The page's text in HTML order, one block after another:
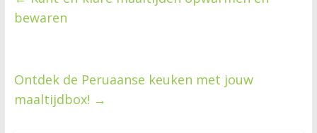
bewaren
Ontdek de Peruaanse keuken met jouw
maaltijdbox! →